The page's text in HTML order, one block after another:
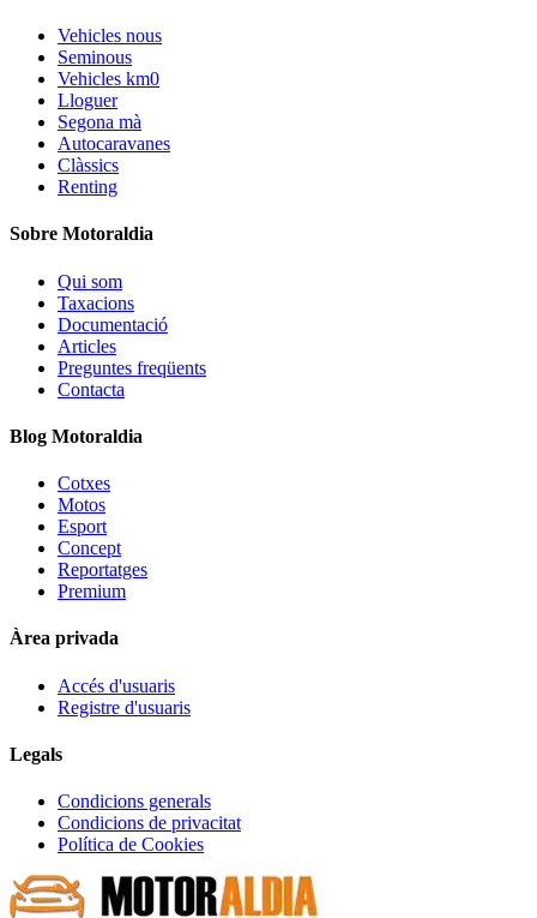
Vehicles nous
Seminous
Vehicles km0
Lloguer
Segona mà
Autocaravanes
Clàssics
Renting
Sobre Motoraldia
Qui som
Taxacions
Documentació
Articles
Preguntes freqüents
Contacta
Blog Motoraldia
Cotxes
Motos
Esport
Concept
Reportatges
Premium
Àrea privada
Accés d'usuaris
Registre d'usuaris
Legals
Condicions generals
Condicions de privacitat
Política de Cookies